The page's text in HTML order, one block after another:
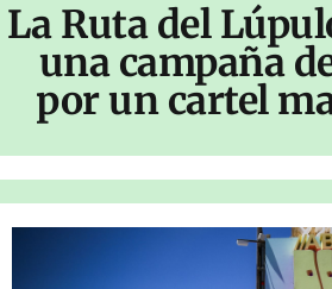
La Ruta del
una campaña
por un cartel